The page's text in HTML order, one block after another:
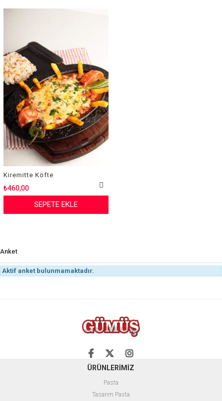
Kiremitte Köfte
₺460,00
SEPETE EKLE
Anket
Aktif anket bulunmamaktadır.
ÜRÜNLERİMİZ
Pasta
Tasarım Pasta